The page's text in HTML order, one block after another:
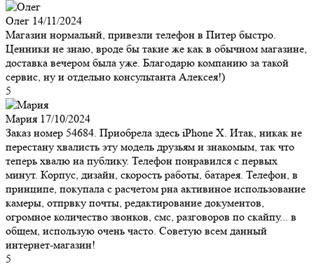
Олег 14/11/2024
Магазин нормальнй, привезли телефон в Питер быстро.
Ценники не знаю, вроде бы такие же как в обычном магазине,
доставка вечером была уже. Благодарю компанию за такой
сервис, ну и отдельно консультанта Алексея!)
5
Мария 17/10/2024
Заказ номер 54684. Приобрела здесь iPhone X. Итак, никак не
перестану хвалисть эту модель друзьям и знакомым, так что
теперь хвалю на публику. Телефон понравился с первых
минут. Корпус, дизайн, скорость работы, батарея. Телефон, в
принципе, покупала с расчетом рна активиное использование
камеры, отпрвку почты, редактирование документов,
огромное количество звонков, смс, разговоров по скайпу... в
общем, использую очень часто. Советую всем данный
интернет-магазин!
5